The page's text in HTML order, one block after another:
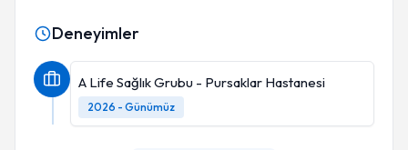
Deneyimler
A Life Sağlık Grubu - Pursaklar Hastanesi
2026 - Günümüz